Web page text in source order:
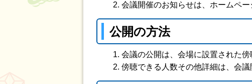
会議開催のお知らせは、ホームペー
公開の方法
会議の公開は、会場に設置された
傍聴できる人数その他詳細は、会議